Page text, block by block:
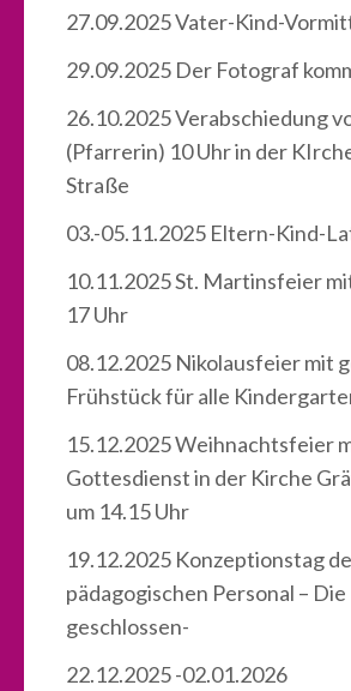
27.09.2025 Vater-Kind-
29.09.2025 Der Fotograf
26.10.2025 Verabschiedung
(Pfarrerin) 10 Uhr in der
Straße
03.-05.11.2025 Eltern-Kind-
10.11.2025 St. Martinsfeier
17 Uhr
08.12.2025 Nikolausfeier mit
Frühstück für alle
15.12.2025 Weihnachtsfeier
Gottesdienst in der Kirche
um 14.15 Uhr
19.12.2025 Konzeptionstag
pädagogischen Personal –
geschlossen-
22.12.2025 -02.01.2026